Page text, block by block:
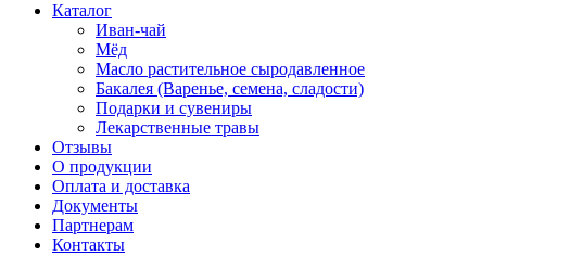
Каталог
Иван-чай
Мёд
Масло растительное сыродавленное
Бакалея (Варенье, семена, сладости)
Подарки и сувениры
Лекарственные травы
Отзывы
О продукции
Оплата и доставка
Документы
Партнерам
Контакты